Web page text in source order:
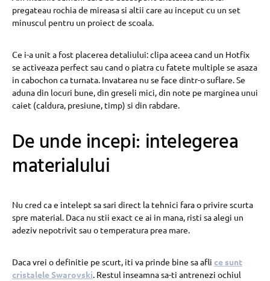
pregateau rochia de mireasa si altii care au inceput cu un set
minuscul pentru un proiect de scoala.
Ce i-a unit a fost placerea detaliului: clipa aceea cand un Hotfix
se activeaza perfect sau cand o piatra cu fatete multiple se asaza
in cabochon ca turnata. Invatarea nu se face dintr-o suflare. Se
aduna din locuri bune, din greseli mici, din note pe marginea unui
caiet (caldura, presiune, timp) si din rabdare.
De unde incepi: intelegerea
materialului
Nu cred ca e intelept sa sari direct la tehnici fara o privire scurta
spre material. Daca nu stii exact ce ai in mana, risti sa alegi un
adeziv nepotrivit sau o temperatura prea mare.
Daca vrei o definitie pe scurt, iti va prinde bine sa afli ce sunt
cristalele Swarovski. Restul inseamna sa-ti antrenezi ochiul